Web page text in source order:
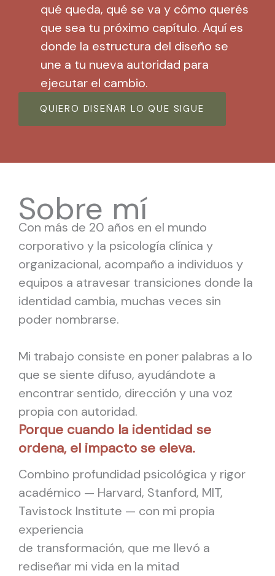
qué queda, qué se va y cómo querés
que sea tu próximo capítulo. Aquí es
donde la estructura del diseño se
une a tu nueva autoridad para
ejecutar el cambio.
QUIERO DISEÑAR LO QUE SIGUE
Sobre mí
Con más de 20 años en el mundo
corporativo y la psicología clínica y
organizacional, acompaño a individuos y
equipos a atravesar transiciones donde la
identidad cambia, muchas veces sin
poder nombrarse.
Mi trabajo consiste en poner palabras a lo
que se siente difuso, ayudándote a
encontrar sentido, dirección y una voz
propia con autoridad.
Porque cuando la identidad se
ordena, el impacto se eleva.
Combino profundidad psicológica y rigor
académico — Harvard, Stanford, MIT,
Tavistock Institute — con mi propia
experiencia
de transformación, que me llevó a
rediseñar mi vida en la mitad